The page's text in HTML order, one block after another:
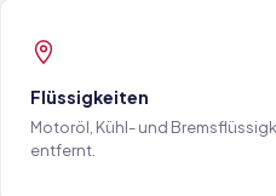
Flüssigkeiten
Motoröl, Kühl- und
entfernt.